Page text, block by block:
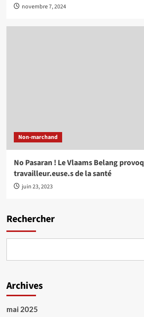
novembre 7, 2024
Non-marchand
No Pasaran ! Le Vlaams Belang
travailleur.euse.s de la santé
juin 23, 2023
Rechercher
Archives
mai 2025